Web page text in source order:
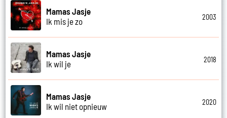
Mamas Jasje
Ik mis je zo
2003
Mamas Jasje
Ik wil je
2018
Mamas Jasje
Ik wil niet opnieuw
2020